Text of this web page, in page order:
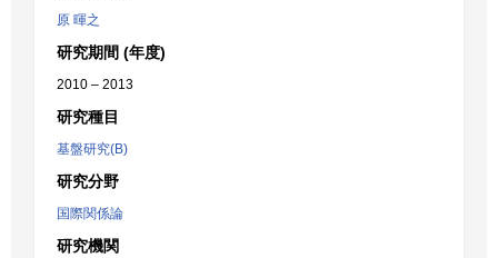
原 暉之
研究期間 (年度)
2010 – 2013
研究種目
基盤研究(B)
研究分野
国際関係論
研究機関